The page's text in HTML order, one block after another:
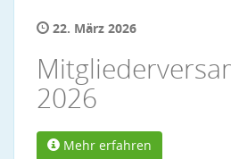
22. März 2026
2026
Mehr erfahren